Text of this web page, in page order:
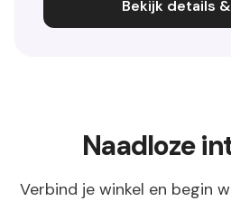
Bekijk details
Naadloze
Verbind je winkel en begin